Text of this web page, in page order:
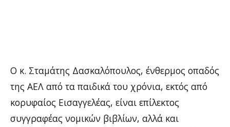
Ο κ. Σταμάτης Δασκαλόπουλος, ένθερμος οπαδός
της ΑΕΛ από τα παιδικά του χρόνια, εκτός από
κορυφαίος Εισαγγελέας, είναι επίλεκτος
συγγραφέας νομικών βιβλίων, αλλά και